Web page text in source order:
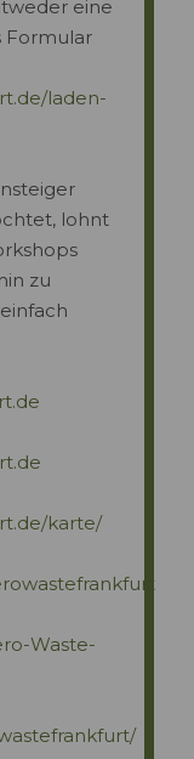
eine
Formular
laden-
lohnt
zu
karte/
Waste-